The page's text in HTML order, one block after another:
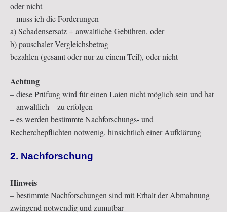
oder nicht
– muss ich die Forderungen
a) Schadensersatz + anwaltliche Gebühren, oder
b) pauschaler Vergleichsbetrag
bezahlen (gesamt oder nur zu einem Teil), oder nicht
Achtung
– diese Prüfung wird für einen Laien nicht möglich sein und hat
– anwaltlich – zu erfolgen
– es werden bestimmte Nachforschungs- und
Recherchepflichten notwenig, hinsichtlich einer Aufklärung
2. Nachforschung
Hinweis
– bestimmte Nachforschungen sind mit Erhalt der Abmahnung
zwingend notwendig und zumutbar